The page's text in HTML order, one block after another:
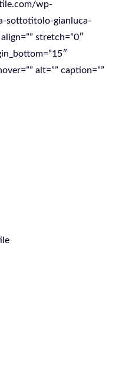
wp-
sottotitolo-gianluca-
stretch=”0″
alt=”” caption=””